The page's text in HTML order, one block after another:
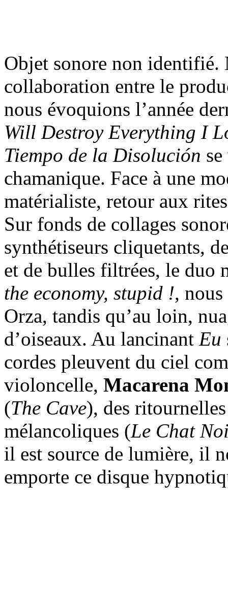
Objet sonore non
collaboration entre le
nous évoquions l’année
Will Destroy Everything I
Tiempo de la Disolución
chamanique. Face à une
matérialiste, retour aux
Sur fonds de collages
synthétiseurs cliquetants,
et de bulles filtrées, le duo
the economy, stupid !,
Orza, tandis qu’au loin,
d’oiseaux. Au lancinant Eu
cordes pleuvent du ciel
violoncelle, Macarena
(The Cave), des
mélancoliques (Le Chat
il est source de lumière, il
emporte ce disque